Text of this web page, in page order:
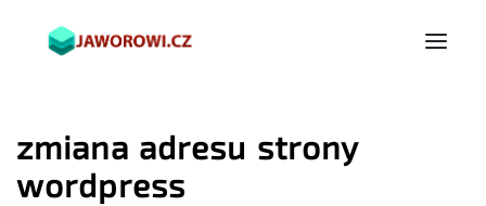
zmiana adresu strony
wordpress